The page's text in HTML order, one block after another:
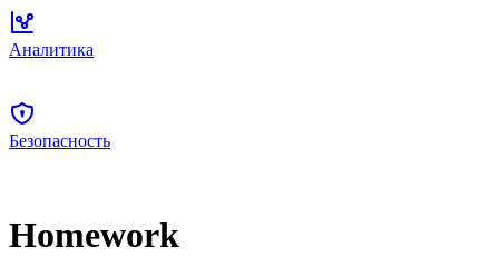
Аналитика
Безопасность
Homework